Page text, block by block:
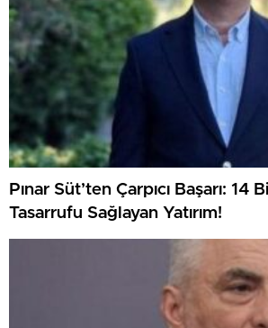
Pınar Süt’ten Çarpıcı Başarı: 14
Tasarrufu Sağlayan Yatırım!